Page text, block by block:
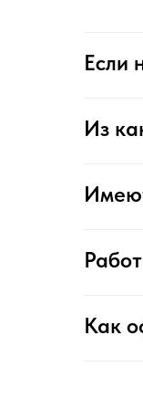
Если
Из
Как